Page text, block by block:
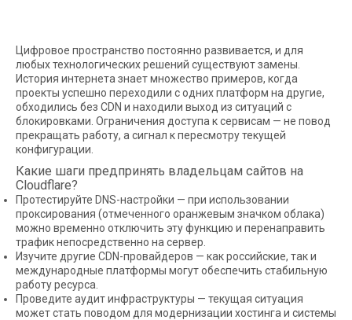
Цифровое пространство постоянно развивается, и для
любых технологических решений существуют замены.
История интернета знает множество примеров, когда
проекты успешно переходили с одних платформ на другие,
обходились без CDN и находили выход из ситуаций с
блокировками. Ограничения доступа к сервисам — не повод
прекращать работу, а сигнал к пересмотру текущей
конфигурации.
Какие шаги предпринять владельцам сайтов на
Cloudflare?
Протестируйте DNS-настройки — при использовании
проксирования (отмеченного оранжевым значком облака)
можно временно отключить эту функцию и перенаправить
трафик непосредственно на сервер.
Изучите другие CDN-провайдеров — как российские, так и
международные платформы могут обеспечить стабильную
работу ресурса.
Проведите аудит инфраструктуры — текущая ситуация
может стать поводом для модернизации хостинга и системы